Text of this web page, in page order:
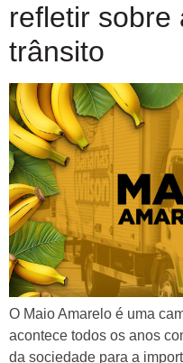
refletir sobre
trânsito
O Maio Amarelo é uma
acontece todos os anos
da sociedade para a